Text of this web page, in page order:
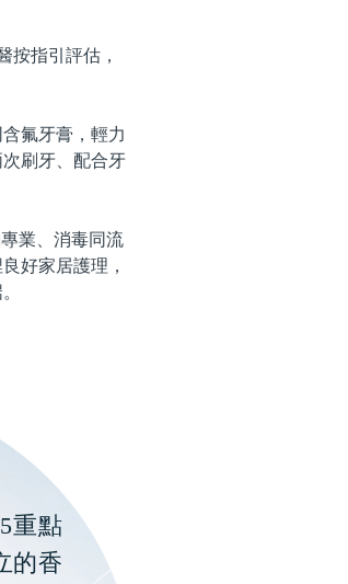
指引評估，
氟牙膏，輕力
刷牙、配合牙
業、消毒同流
好家居護理，
重點
的香